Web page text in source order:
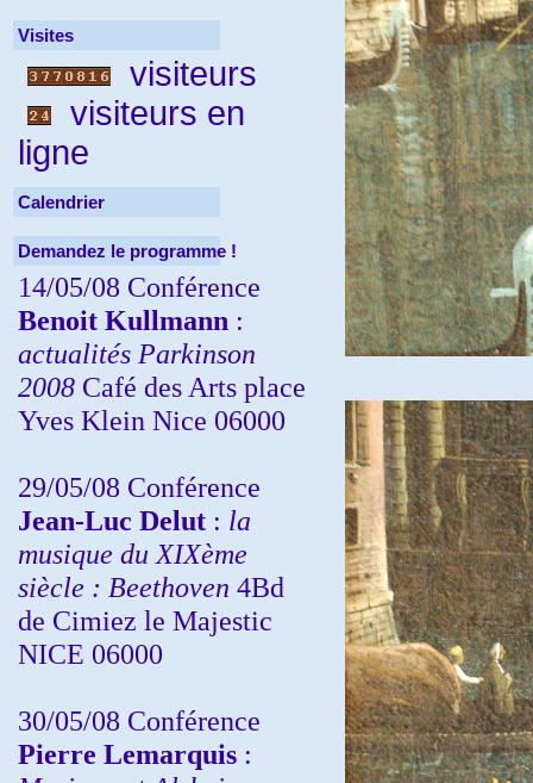
Visites
visiteurs
visiteurs en
ligne
Calendrier
Demandez le programme !
14/05/08 Conférence
Benoit Kullmann :
actualités Parkinson
2008 Café des Arts place
Yves Klein Nice 06000
29/05/08 Conférence
Jean-Luc Delut : la
musique du XIXème
siècle : Beethoven 4Bd
de Cimiez le Majestic
NICE 06000
30/05/08 Conférence
Pierre Lemarquis :